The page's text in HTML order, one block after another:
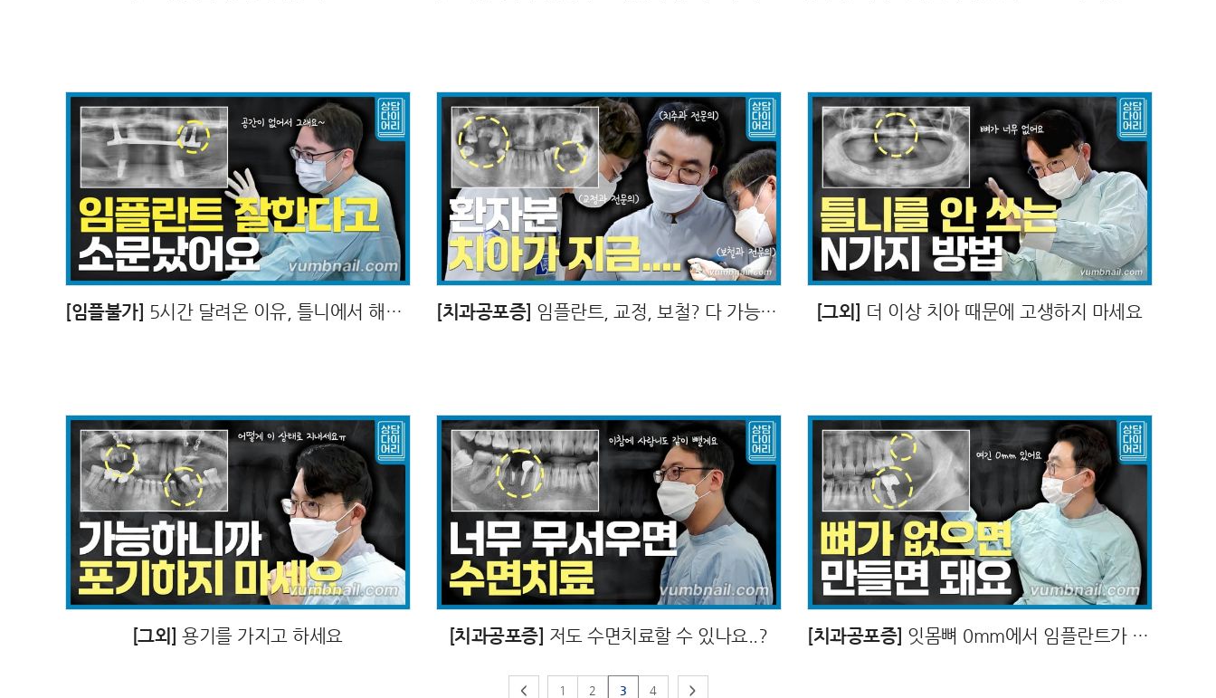
[임플불가] 5시간 달려온 이유, 틀니에서 해방되는 방법! [치과공포증] 임플란트, 교정, 보철? 다 가능합니다! [그외] 더 이상 치아 때문에 고생하지 마세요
[그외] 용기를 가지고 하세요 [치과공포증] 저도 수면치료할 수 있나요..? [치과공포증] 잇몸뼈 0mm에서 임플란트가 가능한 이유
< 1 2 3 4 >